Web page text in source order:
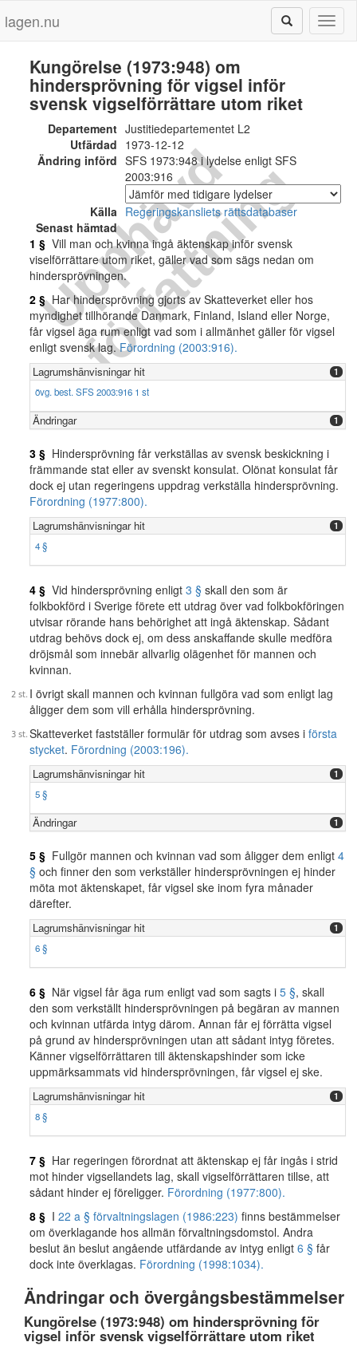
lagen.nu
U
p
p
h
ä
v
d
f
ö
r
f
a
t
t
n
i
n
g
Kungörelse (1973:948) om
hindersprövning för vigsel inför
svensk vigselförrättare utom riket
Departement Justitiedepartementet L2
Utfärdad 1973-12-12
Ändring införd SFS 1973:948 i lydelse enligt SFS
2003:916
Källa Regeringskansliets rättsdatabaser
Senast hämtad
1 § Vill man och kvinna ingå äktenskap inför svensk
viselförrättare utom riket, gäller vad som sägs nedan om
hindersprövningen.
2 §Har hindersprövning gjorts av Skatteverket eller hos
myndighet tillhörande Danmark, Finland, Island eller Norge,
får vigsel äga rum enligt vad som i allmänhet gäller för vigsel
enligt svensk lag.Förordning (2003:916).
Lagrumshänvisningar hit 1
övg. best. SFS 2003:916 1 st
Ändringar 1
3 § Hindersprövning får verkställas av svensk beskickning i
främmande stat eller av svenskt konsulat. Olönat konsulat får
dock ej utan regeringens uppdrag verkställa hindersprövning.
Förordning (1977:800).
Lagrumshänvisningar hit 1
4 §
4 § Vid hindersprövning enligt 3 § skall den som är
folkbokförd i Sverige förete ett utdrag över vad folkbokföringen
utvisar rörande hans behörighet att ingå äktenskap. Sådant
utdrag behövs dock ej, om dess anskaffande skulle medföra
dröjsmål som innebär allvarlig olägenhet för mannen och
kvinnan.
I övrigt skall mannen och kvinnan fullgöra vad som enligt lag
åligger dem som vill erhålla hindersprövning.
Skatteverket fastställer formulär för utdrag som avses i första
stycket. Förordning (2003:196).
Lagrumshänvisningar hit 1
5 §
Ändringar 1
5 § Fullgör mannen och kvinnan vad som åligger dem enligt 4
§ och finner den som verkställer hindersprövningen ej hinder
möta mot äktenskapet, får vigsel ske inom fyra månader
därefter.
Lagrumshänvisningar hit 1
6 §
6 § När vigsel får äga rum enligt vad som sagts i 5 §, skall
den som verkställt hindersprövningen på begäran av mannen
och kvinnan utfärda intyg därom. Annan får ej förrätta vigsel
på grund av hindersprövningen utan att sådant intyg företes.
Känner vigselförrättaren till äktenskapshinder som icke
uppmärksammats vid hindersprövningen, får vigsel ej ske.
Lagrumshänvisningar hit 1
8 §
7 § Har regeringen förordnat att äktenskap ej får ingås i strid
mot hinder vigsellandets lag, skall vigselförrättaren tillse, att
sådant hinder ej föreligger. Förordning (1977:800).
8 § I 22 a § förvaltningslagen (1986:223) finns bestämmelser
om överklagande hos allmän förvaltningsdomstol. Andra
beslut än beslut angående utfärdande av intyg enligt 6 § får
dock inte överklagas. Förordning (1998:1034).
Ändringar och övergångsbestämmelser
Kungörelse (1973:948) om hindersprövning för
vigsel inför svensk vigselförrättare utom riket